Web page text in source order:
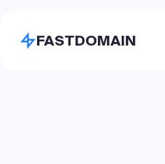
FASTDOMAIN